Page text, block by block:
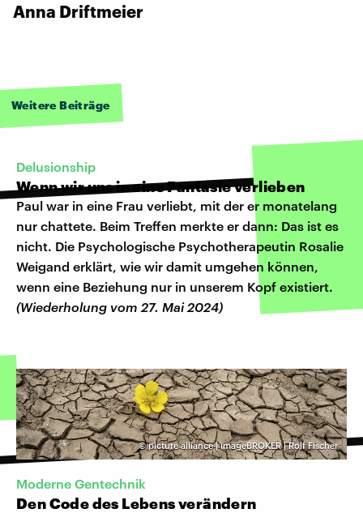
Anna Driftmeier
Weitere Beiträge
Delusionship
Wenn wir uns in eine Fantasie verlieben
Paul war in eine Frau verliebt, mit der er monatelang
nur chattete. Beim Treffen merkte er dann: Das ist es
nicht. Die Psychologische Psychotherapeutin Rosalie
Weigand erklärt, wie wir damit umgehen können,
wenn eine Beziehung nur in unserem Kopf existiert.
(Wiederholung vom 27. Mai 2024)
©picture alliance | imageBROKER | Rolf Fischer
Moderne Gentechnik
Den Code des Lebens verändern